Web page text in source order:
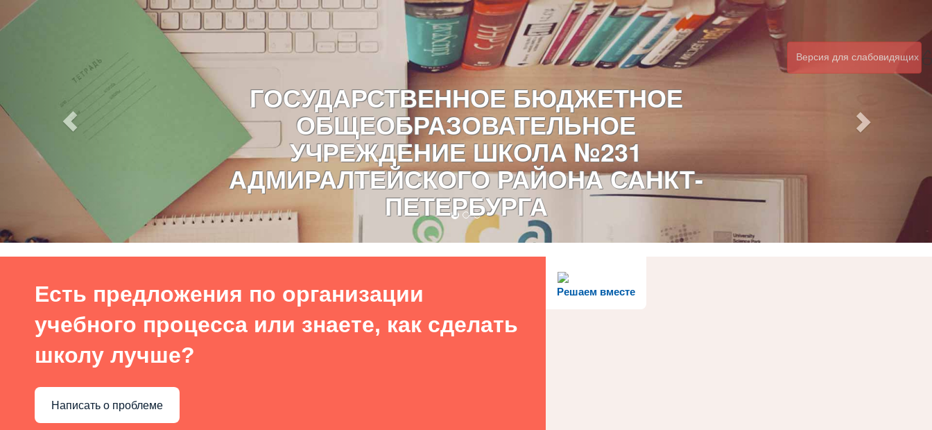
Версия для слабовидящих
ГОСУДАРСТВЕННОЕ БЮДЖЕТНОЕ
ОБЩЕОБРАЗОВАТЕЛЬНОЕ
УЧРЕЖДЕНИЕ ШКОЛА №231
АДМИРАЛТЕЙСКОГО РАЙОНА САНКТ-
ПЕТЕРБУРГА
Решаем вместе
Есть предложения по организации
учебного процесса или знаете, как сделать
школу лучше?
Написать о проблеме